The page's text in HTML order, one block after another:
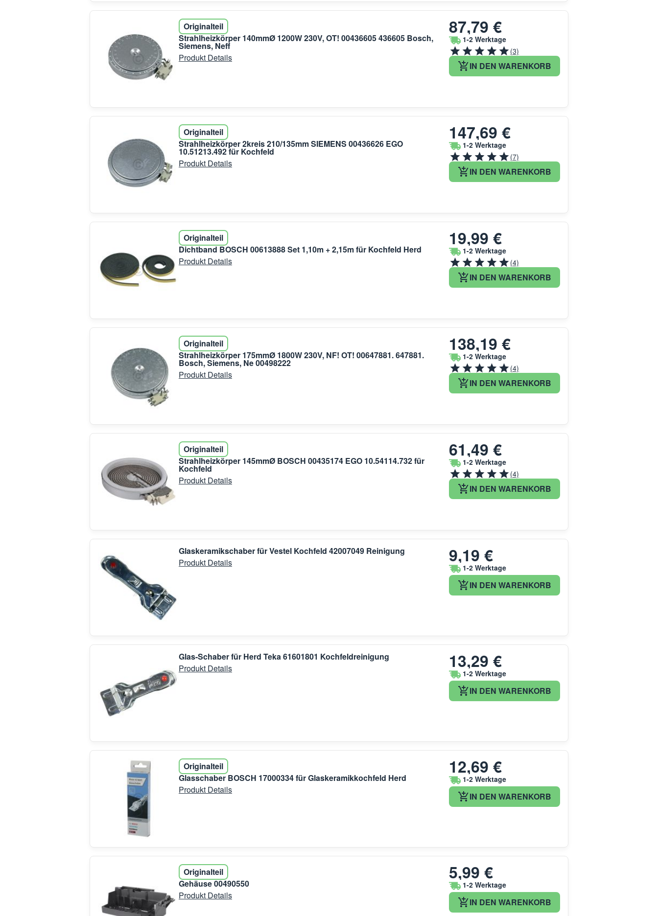
Originalteil
Strahlheizkörper 140mmØ 1200W 230V, OT! 00436605 436605 Bosch,
Siemens, Neff
Produkt Details
87,79 €
1-2 Werktage
(3)
IN DEN WARENKORB
Originalteil
Strahlheizkörper 2kreis 210/135mm SIEMENS 00436626 EGO
10.51213.492 für Kochfeld
Produkt Details
147,69 €
1-2 Werktage
(7)
IN DEN WARENKORB
Originalteil
Dichtband BOSCH 00613888 Set 1,10m + 2,15m für Kochfeld Herd
Produkt Details
19,99 €
1-2 Werktage
(4)
IN DEN WARENKORB
Originalteil
Strahlheizkörper 175mmØ 1800W 230V, NF! OT! 00647881. 647881.
Bosch, Siemens, Ne 00498222
Produkt Details
138,19 €
1-2 Werktage
(4)
IN DEN WARENKORB
Originalteil
Strahlheizkörper 145mmØ BOSCH 00435174 EGO 10.54114.732 für
Kochfeld
Produkt Details
61,49 €
1-2 Werktage
(4)
IN DEN WARENKORB
Glaskeramikschaber für Vestel Kochfeld 42007049 Reinigung
Produkt Details
9,19 €
1-2 Werktage
IN DEN WARENKORB
Glas-Schaber für Herd Teka 61601801 Kochfeldreinigung
Produkt Details
13,29 €
1-2 Werktage
IN DEN WARENKORB
Originalteil
Glasschaber BOSCH 17000334 für Glaskeramikkochfeld Herd
Produkt Details
12,69 €
1-2 Werktage
IN DEN WARENKORB
Originalteil
Gehäuse 00490550
Produkt Details
5,99 €
1-2 Werktage
IN DEN WARENKORB